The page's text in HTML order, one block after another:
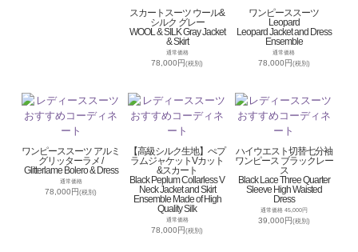
スカートスーツ ウール&
シルク グレー
WOOL & SILK Gray Jacket
& Skirt
通常価格
78,000円(税別)
ワンピーススーツ
Leopard
Leopard Jacket and Dress
Ensemble
通常価格
78,000円(税別)
ワンピーススーツ アルミ
グリッターラメ /
Glitterlame Bolero & Dress
通常価格
78,000円(税別)
【高級シルク生地】ぺプ
ラムジャケットVカット
&スカート
Black Peplum Collarless V
Neck Jacket and Skirt
Ensemble Made of High
Quality Silk
通常価格
78,000円(税別)
ハイウエスト切替七分袖
ワンピース ブラックレー
ス
Black Lace Three Quarter
Sleeve High Waisted
Dress
通常価格 45,000円
39,000円(税別)